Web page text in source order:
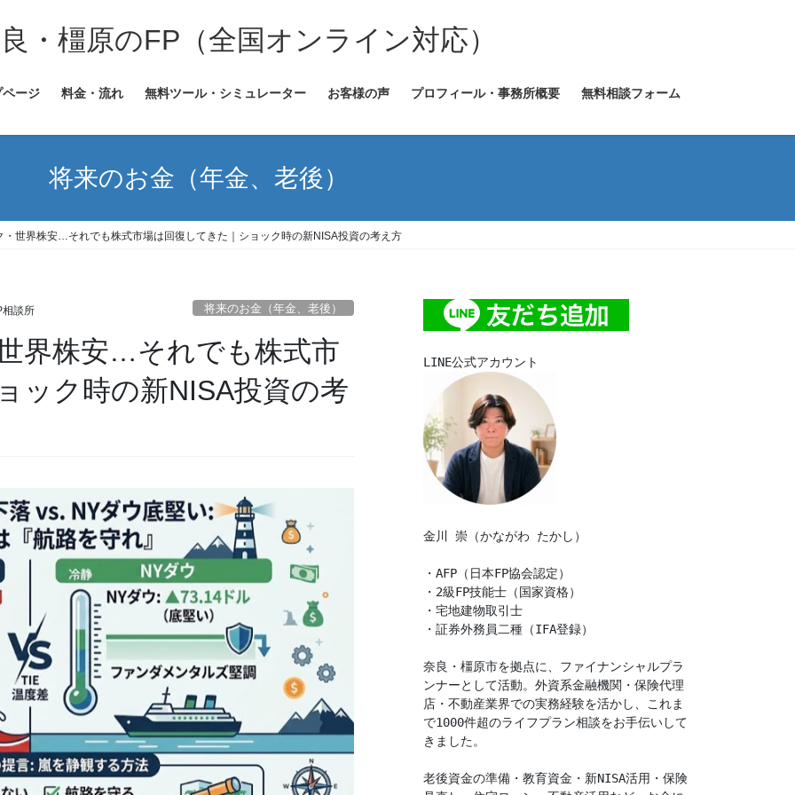
・橿原のFP（全国オンライン対応）
ージ 料金・流れ 無料ツール・シミュレーター お客様の声 プロフィール・事務所概要 無料相談フォーム
将来のお金（年金、老後）
・世界株安…それでも株式市場は回復してきた｜ショック時の新NISA投資の考え方
相談所 将来のお金（年金、老後）
界株安…それでも株式市
ック時の新NISA投資の考
LINE公式アカウント
金川 崇（かながわ たかし）
・AFP（日本FP協会認定）
・2級FP技能士（国家資格）
・宅地建物取引士
・証券外務員二種（IFA登録）
奈良・橿原市を拠点に、ファイナンシャルプラ
ンナーとして活動。外資系金融機関・保険代理
店・不動産業界での実務経験を活かし、これま
で1000件超のライフプラン相談をお手伝いして
きました。
老後資金の準備・教育資金・新NISA活用・保険